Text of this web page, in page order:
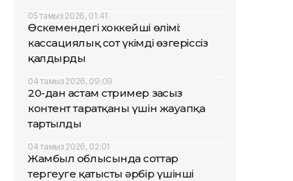
05 тамыз 2026, 01:41
Өскемендегі хоккейші өлімі:
кассациялық сот үкімді өзгеріссіз
қалдырды
04 тамыз 2026, 09:09
20-дан астам стример заңсыз
контент таратқаны үшін жауапқа
тартылды
04 тамыз 2026, 02:01
Жамбыл облысында соттар
тергеуге қатысты әрбір үшінші